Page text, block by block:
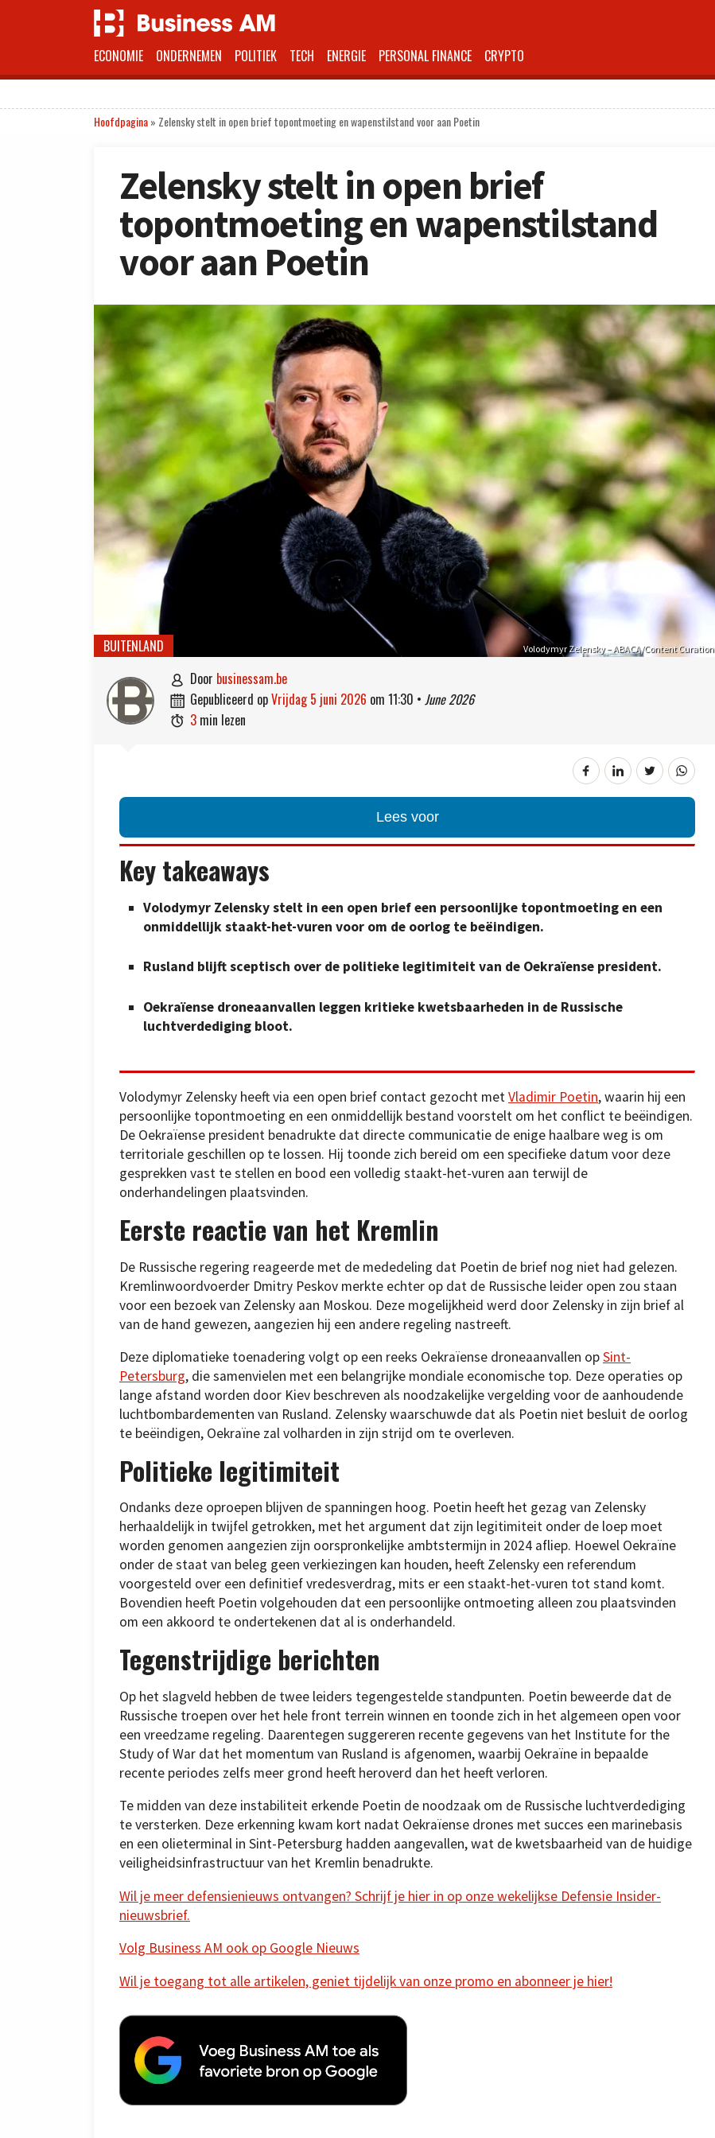
ECONOMIE ONDERNEMEN POLITIEK TECH ENERGIE PERSONAL FINANCE CRYPTO
Hoofdpagina» Zelensky stelt in open brief topontmoeting en wapenstilstand voor aan Poetin
Zelensky stelt in open brief
topontmoeting en wapenstilstand
voor aan Poetin
Volodymyr Zelensky – ABACA/Content Curation
BUITENLAND
 door businessam.be
 gepubliceerd op vrijdag 5 juni 2026 om 11:30 • June 2026
 3 min lezen
Lees voor
Key takeaways
Volodymyr Zelensky stelt in een open brief een persoonlijke topontmoeting en een
onmiddellijk staakt-het-vuren voor om de oorlog te beëindigen.
Rusland blijft sceptisch over de politieke legitimiteit van de Oekraïense president.
Oekraïense droneaanvallen leggen kritieke kwetsbaarheden in de Russische
luchtverdediging bloot.
Volodymyr Zelensky heeft via een open brief contact gezocht metVladimir Poetin, waarin hij een
persoonlijke topontmoeting en een onmiddellijk bestand voorstelt om het conflict te beëindigen.
De Oekraïense president benadrukte dat directe communicatie de enige haalbare weg is om
territoriale geschillen op te lossen. Hij toonde zich bereid om een specifieke datum voor deze
gesprekken vast te stellen en bood een volledig staakt-het-vuren aan terwijl de
onderhandelingen plaatsvinden.
Eerste reactie van het Kremlin
De Russische regering reageerde met de mededeling dat Poetin de brief nog niet had gelezen.
Kremlinwoordvoerder Dmitry Peskov merkte echter op dat de Russische leider open zou staan
voor een bezoek van Zelensky aan Moskou. Deze mogelijkheid werd door Zelensky in zijn brief al
van de hand gewezen, aangezien hij een andere regeling nastreeft.
Deze diplomatieke toenadering volgt op een reeks Oekraïense droneaanvallen opSint-
Petersburg, die samenvielen met een belangrijke mondiale economische top. Deze operaties op
lange afstand worden door Kiev beschreven als noodzakelijke vergelding voor de aanhoudende
luchtbombardementen van Rusland. Zelensky waarschuwde dat als Poetin niet besluit de oorlog
te beëindigen, Oekraïne zal volharden in zijn strijd om te overleven.
Politieke legitimiteit
Ondanks deze oproepen blijven de spanningen hoog. Poetin heeft het gezag van Zelensky
herhaaldelijk in twijfel getrokken, met het argument dat zijn legitimiteit onder de loep moet
worden genomen aangezien zijn oorspronkelijke ambtstermijn in 2024 afliep. Hoewel Oekraïne
onder de staat van beleg geen verkiezingen kan houden, heeft Zelensky een referendum
voorgesteld over een definitief vredesverdrag, mits er een staakt-het-vuren tot stand komt.
Bovendien heeft Poetin volgehouden dat een persoonlijke ontmoeting alleen zou plaatsvinden
om een akkoord te ondertekenen dat al is onderhandeld.
Tegenstrijdige berichten
Op het slagveld hebben de twee leiders tegengestelde standpunten. Poetin beweerde dat de
Russische troepen over het hele front terrein winnen en toonde zich in het algemeen open voor
een vreedzame regeling. Daarentegen suggereren recente gegevens van het Institute for the
Study of War dat het momentum van Rusland is afgenomen, waarbij Oekraïne in bepaalde
recente periodes zelfs meer grond heeft heroverd dan het heeft verloren.
Te midden van deze instabiliteit erkende Poetin de noodzaak om de Russische luchtverdediging
te versterken. Deze erkenning kwam kort nadat Oekraïense drones met succes een marinebasis
en een olieterminal in Sint-Petersburg hadden aangevallen, wat de kwetsbaarheid van de huidige
veiligheidsinfrastructuur van het Kremlin benadrukte.
Wil je meer defensienieuws ontvangen? Schrijf je hier in op onze wekelijkse Defensie Insider-
nieuwsbrief.
Volg Business AM ook op Google Nieuws
Wil je toegang tot alle artikelen, geniet tijdelijk van onze promo en abonneer je hier!